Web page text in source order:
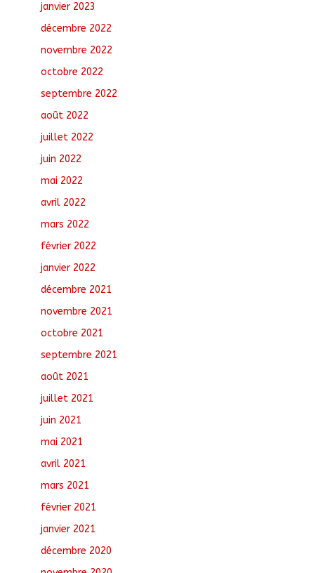
janvier 2023
décembre 2022
novembre 2022
octobre 2022
septembre 2022
août 2022
juillet 2022
juin 2022
mai 2022
avril 2022
mars 2022
février 2022
janvier 2022
décembre 2021
novembre 2021
octobre 2021
septembre 2021
août 2021
juillet 2021
juin 2021
mai 2021
avril 2021
mars 2021
février 2021
janvier 2021
décembre 2020